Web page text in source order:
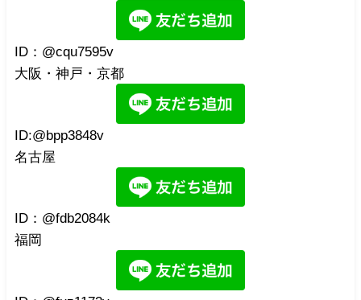
ID：@cqu7595v
大阪・神戸・京都
ID:@bpp3848v
名古屋
ID：@fdb2084k
福岡